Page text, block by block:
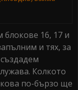
16, 17 и
и тях, за
Колкото
по-бързо ще